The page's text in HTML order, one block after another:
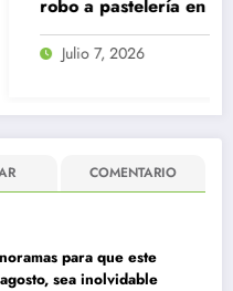
en Quilicura
COMENTARIO
para que este
sea inolvidable